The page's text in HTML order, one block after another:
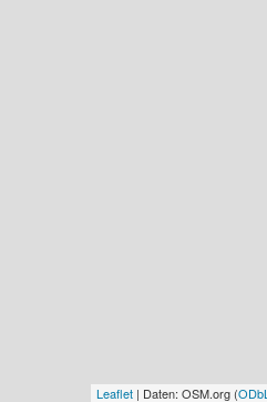
Leaflet | Daten: OSM.org (ODbL